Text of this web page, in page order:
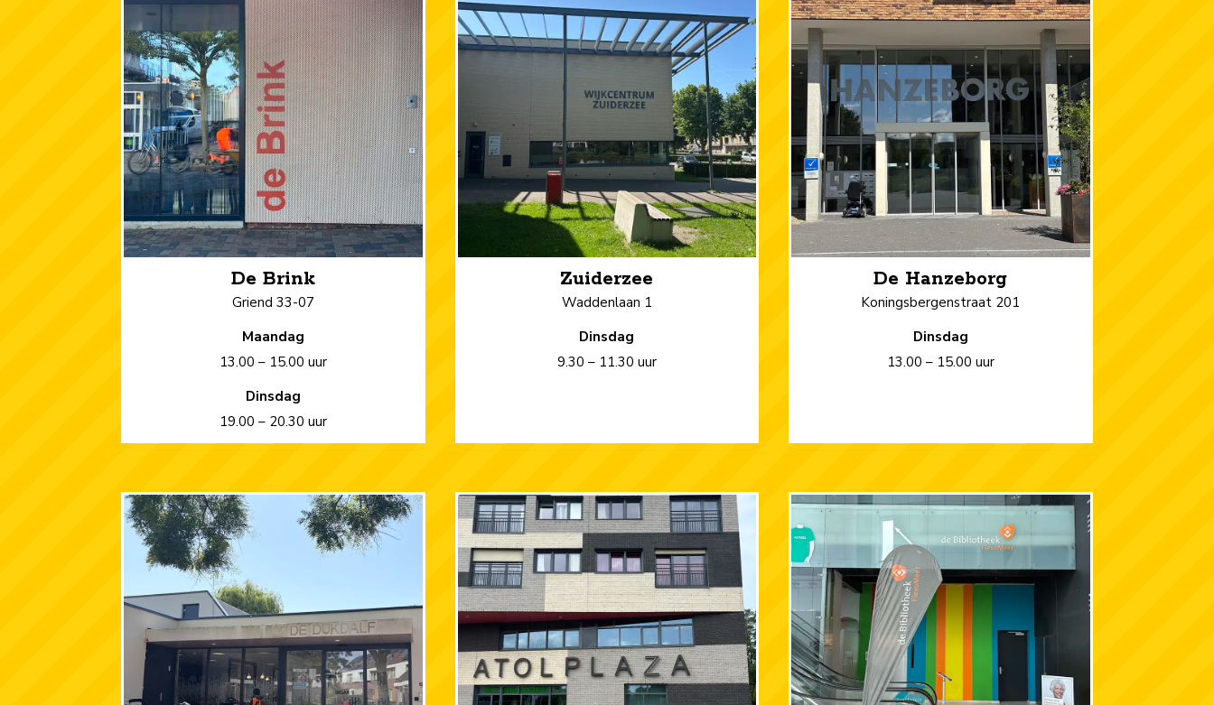
De Brink
Griend 33-07
Maandag
13.00 – 15.00 uur
Dinsdag
19.00 – 20.30 uur
Zuiderzee
Waddenlaan 1
Dinsdag
9.30 – 11.30 uur
De Hanzeborg
Koningsbergenstraat 201
Dinsdag
13.00 – 15.00 uur